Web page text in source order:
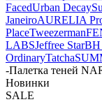
FacedUrban Decay
JaneiroAURELIA
PlaceTweezerman
LABSJeffree StarBH
OrdinaryTatcha
-Палетка теней
Новинки
SALE